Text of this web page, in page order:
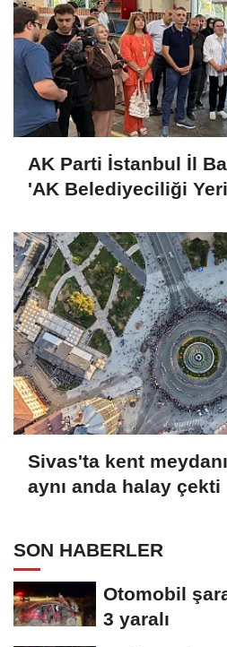
AK Parti İstanbul İl
'AK Belediyeciliği
Sivas'ta kent
aynı anda halay çekti
SON HABERLER
Otomobil
3 yaralı